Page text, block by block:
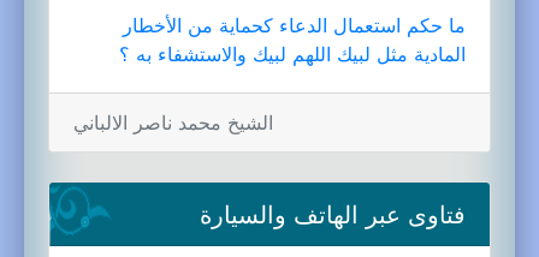
ما حكم استعمال الدعاء كحماية من الأخطار
المادية مثل لبيك اللهم لبيك والاستشفاء به ؟
الشيخ محمد ناصر الالباني
فتاوى عبر الهاتف والسيارة